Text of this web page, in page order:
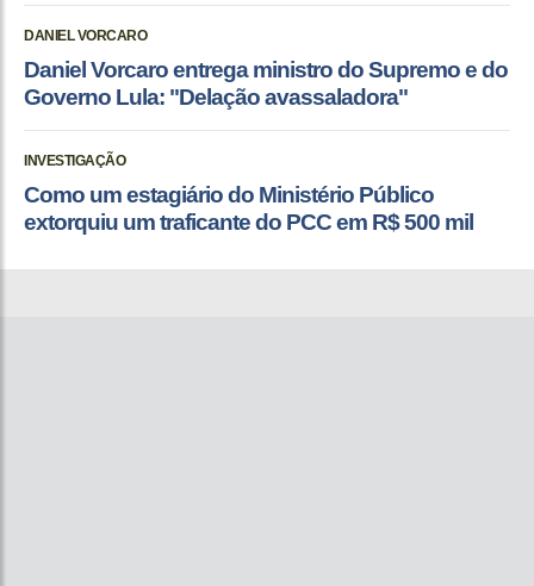
DANIEL VORCARO
Daniel Vorcaro entrega ministro do Supremo e do
Governo Lula: "Delação avassaladora"
INVESTIGAÇÃO
Como um estagiário do Ministério Público
extorquiu um traficante do PCC em R$ 500 mil